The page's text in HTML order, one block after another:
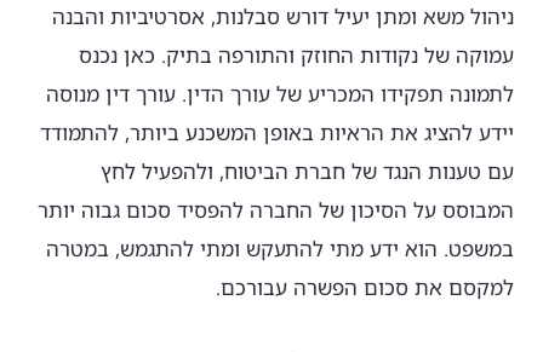
ניהול משא ומתן יעיל דורש סבלנות, אסרטיביות והבנה
עמוקה של נקודות החוזק והתורפה בתיק. כאן נכנס
לתמונה תפקידו המכריע של עורך הדין. עורך דין מנוסה
יידע להציג את הראיות באופן המשכנע ביותר, להתמודד
עם טענות הנגד של חברת הביטוח, ולהפעיל לחץ
המבוסס על הסיכון של החברה להפסיד סכום גבוה יותר
במשפט. הוא ידע מתי להתעקש ומתי להתגמש, במטרה
למקסם את סכום הפשרה עבורכם.